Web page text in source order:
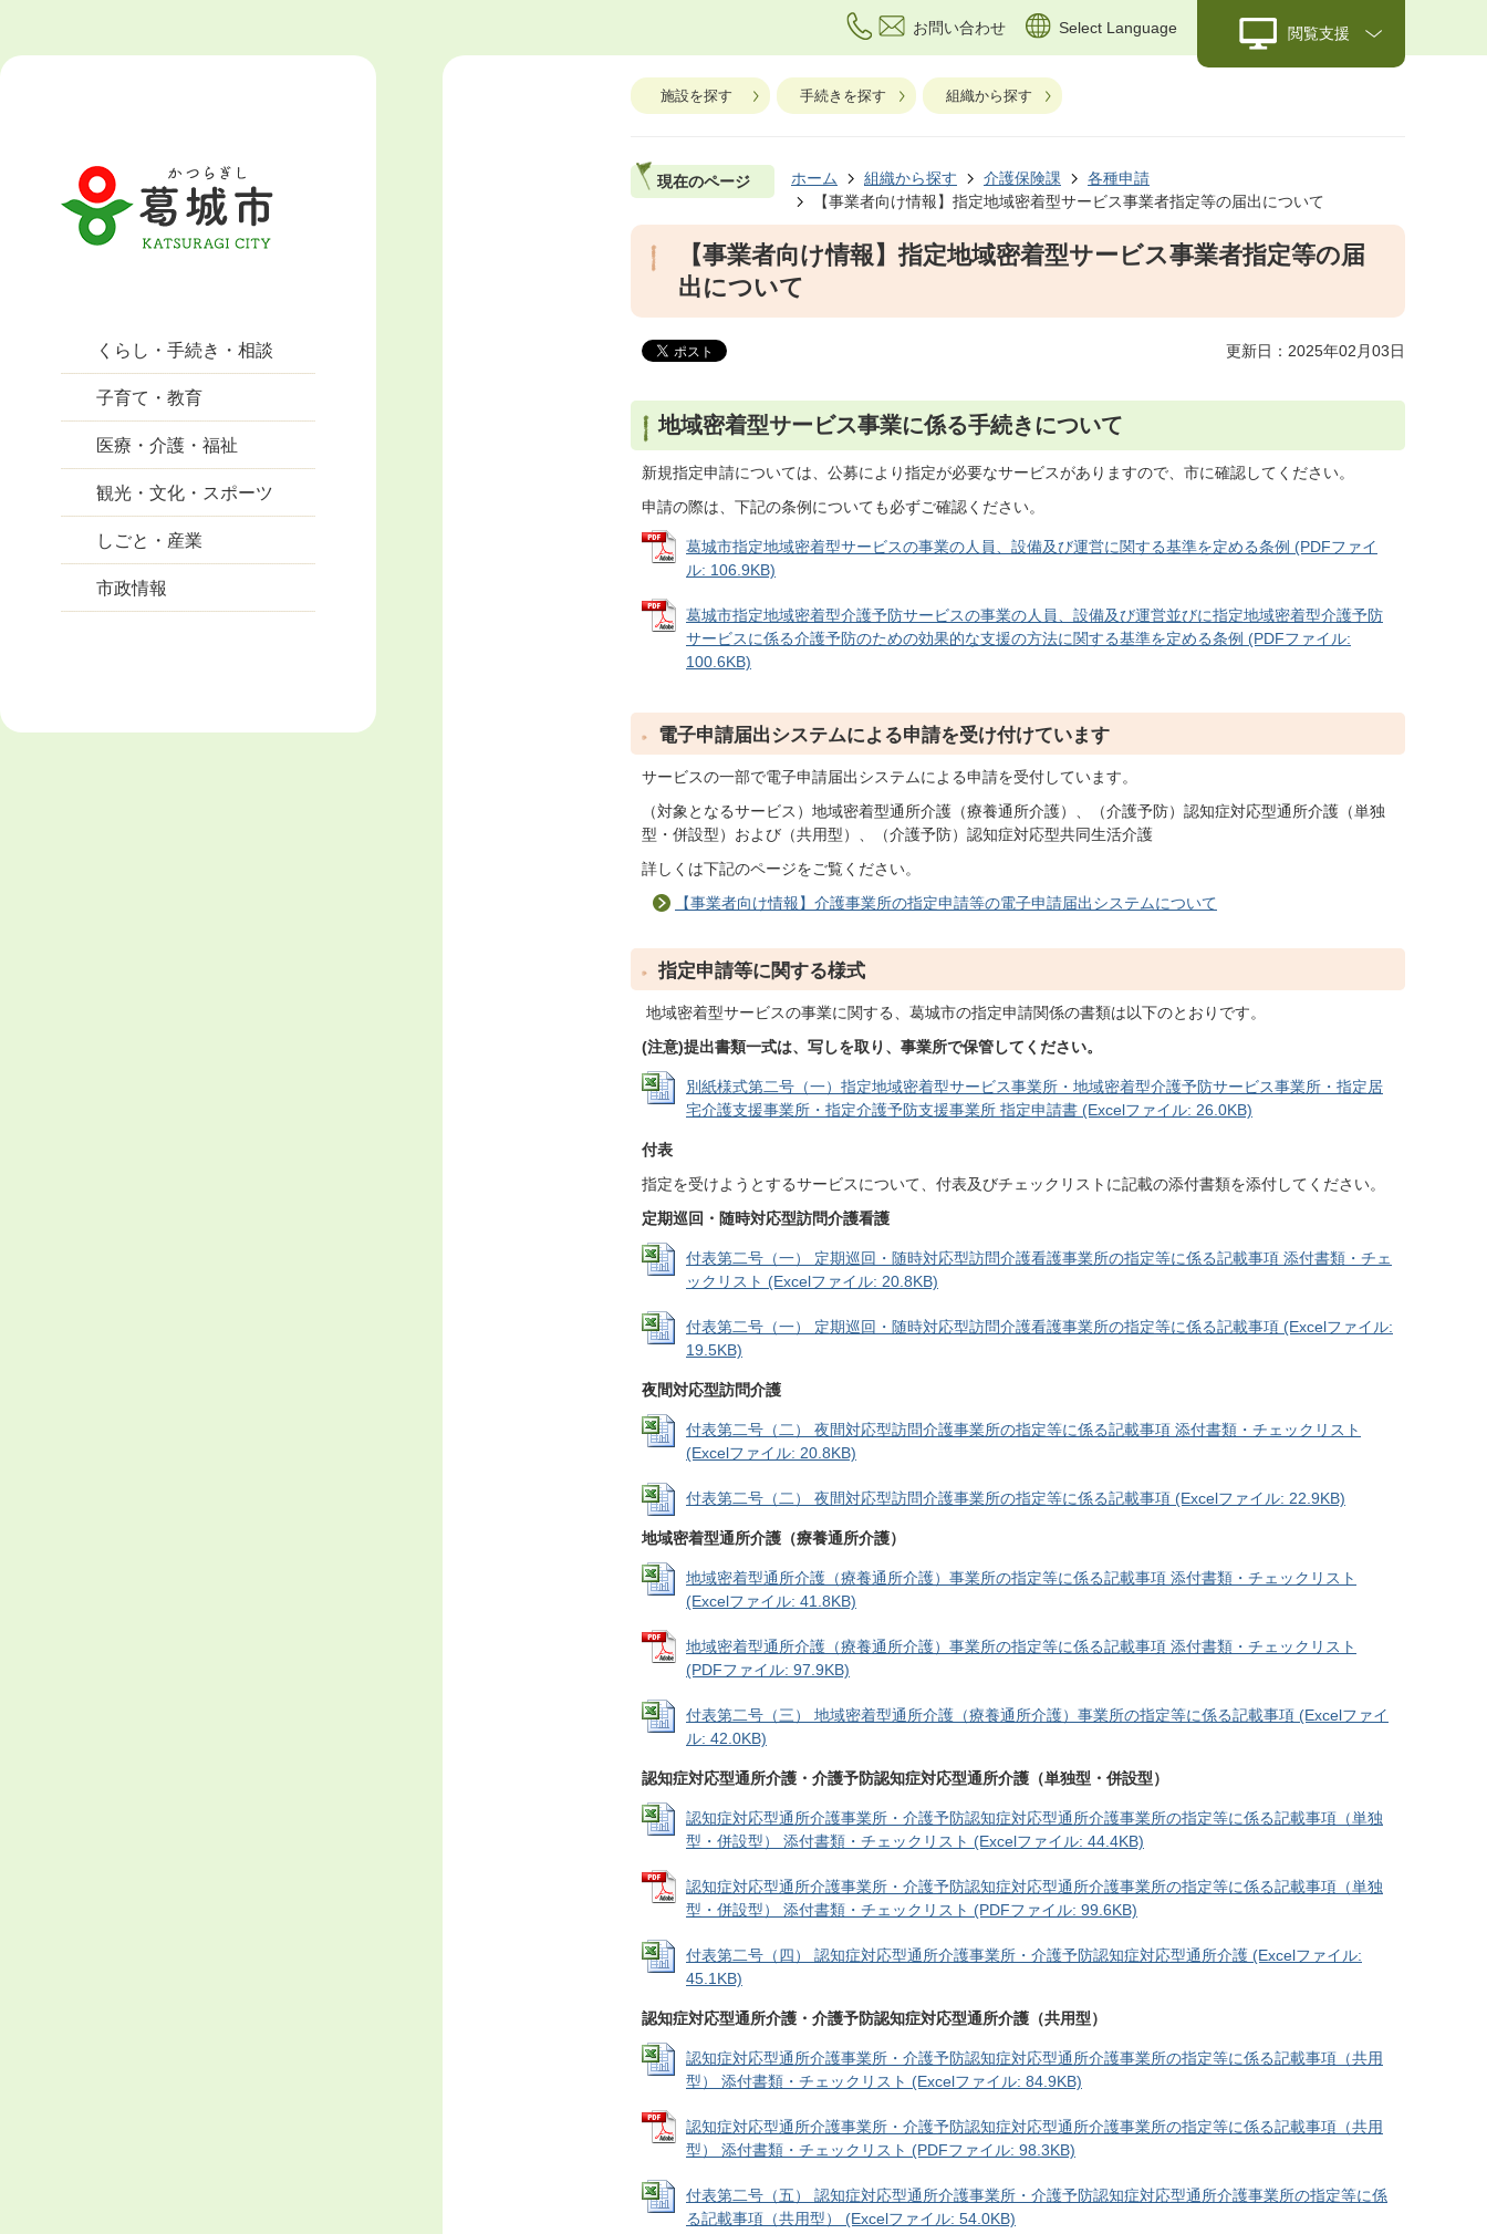
お問い合わせ Select Language 閲覧支援
くらし・手続き・相談
子育て・教育
医療・介護・福祉
観光・文化・スポーツ
しごと・産業
市政情報
施設を探す 手続きを探す 組織から探す
現在のページ ホーム 組織から探す 介護保険課
各種申請
【事業者向け情報】指定地域密着型サービス事業者指定等の届出について
【事業者向け情報】指定地域密着型サービス事業者指定等の届
出について
更新日：2025年02月03日
地域密着型サービス事業に係る手続きについて
新規指定申請については、公募により指定が必要なサービスがありますので、市に確認してください。
申請の際は、下記の条例についても必ずご確認ください。
葛城市指定地域密着型サービスの事業の人員、設備及び運営に関する基準を定める条例 (PDFファイ
ル: 106.9KB)
葛城市指定地域密着型介護予防サービスの事業の人員、設備及び運営並びに指定地域密着型介護予防
サービスに係る介護予防のための効果的な支援の方法に関する基準を定める条例 (PDFファイル:
100.6KB)
電子申請届出システムによる申請を受け付けています
サービスの一部で電子申請届出システムによる申請を受付しています。
（対象となるサービス）地域密着型通所介護（療養通所介護）、（介護予防）認知症対応型通所介護（単独
型・併設型）および（共用型）、（介護予防）認知症対応型共同生活介護
詳しくは下記のページをご覧ください。
【事業者向け情報】介護事業所の指定申請等の電子申請届出システムについて
指定申請等に関する様式
地域密着型サービスの事業に関する、葛城市の指定申請関係の書類は以下のとおりです。
(注意)提出書類一式は、写しを取り、事業所で保管してください。
別紙様式第二号（一）指定地域密着型サービス事業所・地域密着型介護予防サービス事業所・指定居
宅介護支援事業所・指定介護予防支援事業所 指定申請書 (Excelファイル: 26.0KB)
付表
指定を受けようとするサービスについて、付表及びチェックリストに記載の添付書類を添付してください。
定期巡回・随時対応型訪問介護看護
付表第二号（一） 定期巡回・随時対応型訪問介護看護事業所の指定等に係る記載事項 添付書類・チェ
ックリスト (Excelファイル: 20.8KB)
付表第二号（一） 定期巡回・随時対応型訪問介護看護事業所の指定等に係る記載事項 (Excelファイル:
19.5KB)
夜間対応型訪問介護
付表第二号（二） 夜間対応型訪問介護事業所の指定等に係る記載事項 添付書類・チェックリスト
(Excelファイル: 20.8KB)
付表第二号（二） 夜間対応型訪問介護事業所の指定等に係る記載事項 (Excelファイル: 22.9KB)
地域密着型通所介護（療養通所介護）
地域密着型通所介護（療養通所介護）事業所の指定等に係る記載事項 添付書類・チェックリスト
(Excelファイル: 41.8KB)
地域密着型通所介護（療養通所介護）事業所の指定等に係る記載事項 添付書類・チェックリスト
(PDFファイル: 97.9KB)
付表第二号（三） 地域密着型通所介護（療養通所介護）事業所の指定等に係る記載事項 (Excelファイ
ル: 42.0KB)
認知症対応型通所介護・介護予防認知症対応型通所介護（単独型・併設型）
認知症対応型通所介護事業所・介護予防認知症対応型通所介護事業所の指定等に係る記載事項（単独
型・併設型） 添付書類・チェックリスト (Excelファイル: 44.4KB)
認知症対応型通所介護事業所・介護予防認知症対応型通所介護事業所の指定等に係る記載事項（単独
型・併設型） 添付書類・チェックリスト (PDFファイル: 99.6KB)
付表第二号（四） 認知症対応型通所介護事業所・介護予防認知症対応型通所介護 (Excelファイル:
45.1KB)
認知症対応型通所介護・介護予防認知症対応型通所介護（共用型）
認知症対応型通所介護事業所・介護予防認知症対応型通所介護事業所の指定等に係る記載事項（共用
型） 添付書類・チェックリスト (Excelファイル: 84.9KB)
認知症対応型通所介護事業所・介護予防認知症対応型通所介護事業所の指定等に係る記載事項（共用
型） 添付書類・チェックリスト (PDFファイル: 98.3KB)
付表第二号（五） 認知症対応型通所介護事業所・介護予防認知症対応型通所介護事業所の指定等に係
る記載事項（共用型） (Excelファイル: 54.0KB)